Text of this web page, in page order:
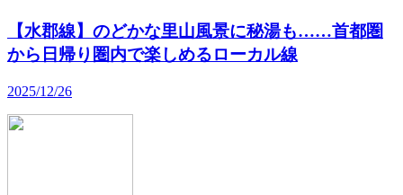
【水郡線】のどかな里山風景に秘湯も……首都圏
から日帰り圏内で楽しめるローカル線
2025/12/26